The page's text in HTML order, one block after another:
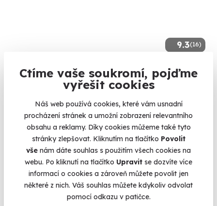
Ctíme vaše soukromí, pojďme
vyřešit cookies
Náš web používá cookies, které vám usnadní
procházení stránek a umožní zobrazení relevantního
obsahu a reklamy. Díky cookies můžeme také tyto
stránky zlepšovat. Kliknutím na tlačítko Povolit
vše nám dáte souhlas s použitím všech cookies na
webu. Po kliknutí na tlačítko Upravit se dozvíte více
informací o cookies a zároveň můžete povolit jen
některé z nich. Váš souhlas můžete kdykoliv odvolat
pomocí odkazu v patičce.
9.3(16)
Tandemový seskok padákem ze 6000 m
Vyskočte z letadla až ze šesti kilometrů.
Vyškov - předměstí
(+ 5 dalších lokalit)
9 150 Kč
Volný termín už 14. 08. 2026